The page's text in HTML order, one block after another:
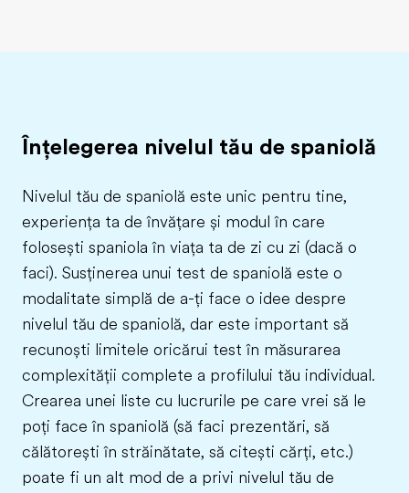
Înțelegerea nivelul tău de spaniolă
Nivelul tău de spaniolă este unic pentru tine,
experiența ta de învățare și modul în care
folosești spaniola în viața ta de zi cu zi (dacă o
faci). Susținerea unui test de spaniolă este o
modalitate simplă de a-ți face o idee despre
nivelul tău de spaniolă, dar este important să
recunoști limitele oricărui test în măsurarea
complexității complete a profilului tău individual.
Crearea unei liste cu lucrurile pe care vrei să le
poți face în spaniolă (să faci prezentări, să
călătorești în străinătate, să citești cărți, etc.)
poate fi un alt mod de a privi nivelul tău de